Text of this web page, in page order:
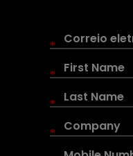
*
*
*
*